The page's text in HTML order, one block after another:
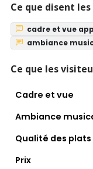
Ce que disent
cadre et vue
ambiance
Ce que les
Cadre et vue
Ambiance
Qualité des plats
Prix